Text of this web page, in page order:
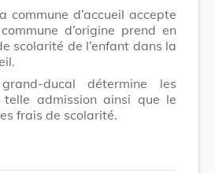
commune d’accueil accepte
d’origine prend en
scolarité de l’enfant dans la
ducal détermine les
telle admission ainsi que le
frais de scolarité.